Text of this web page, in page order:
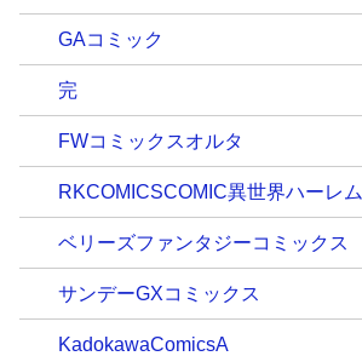
GAコミック
完
FWコミックスオルタ
RKCOMICSCOMIC異世界ハーレム
ベリーズファンタジーコミックス
サンデーGXコミックス
KadokawaComicsA